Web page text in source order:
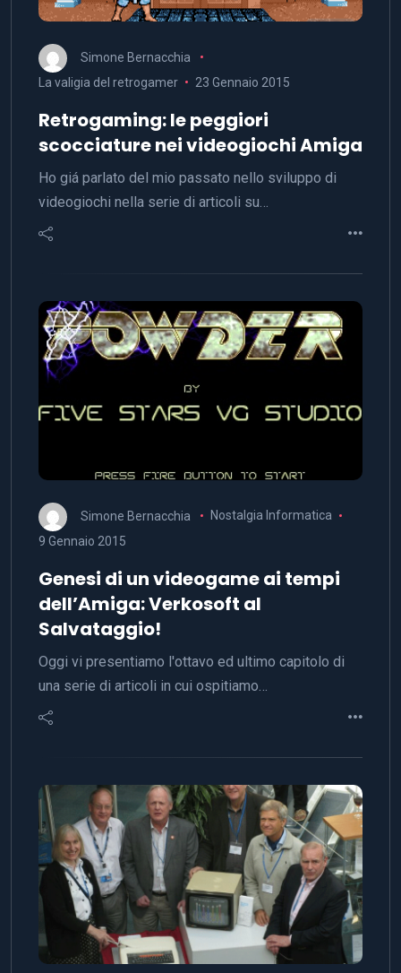
Simone Bernacchia
La valigia del retrogamer
23 Gennaio 2015
Retrogaming: le peggiori
scocciature nei videogiochi Amiga
Ho giá parlato del mio passato nello sviluppo di
videogiochi nella serie di articoli su…
Simone Bernacchia
Nostalgia Informatica
9 Gennaio 2015
Genesi di un videogame ai tempi
dell’Amiga: Verkosoft al
Salvataggio!
Oggi vi presentiamo l'ottavo ed ultimo capitolo di
una serie di articoli in cui ospitiamo…